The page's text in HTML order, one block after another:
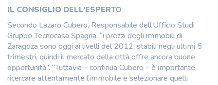
IL CONSIGLIO DELL’ESPERTO
Secondo Lazaro Cubero, Responsabile dell’Ufficio Studi
Gruppo Tecnocasa Spagna, “i prezzi degli immobili di
Zaragoza sono oggi ai livelli del 2012, stabili negli ultimi 5
trimestri, quindi il mercato della città offre ancora buone
opportunità”. “Tuttavia – continua Cubero – è importante
ricercare attentamente l’immobile e selezionare quelli